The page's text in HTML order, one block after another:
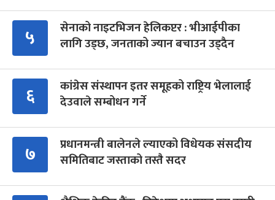
५
सेनाको नाइटभिजन हेलिकप्टर : भीआईपीका
लागि उड्छ, जनताको ज्यान बचाउन उड्दैन
६
कांग्रेस संस्थापन इतर समूहको राष्ट्रिय भेलालाई
देउवाले सम्बोधन गर्ने
७
प्रधानमन्त्री बालेनले ल्याएको विधेयक संसदीय
समितिबाट जस्ताको तस्तै सदर